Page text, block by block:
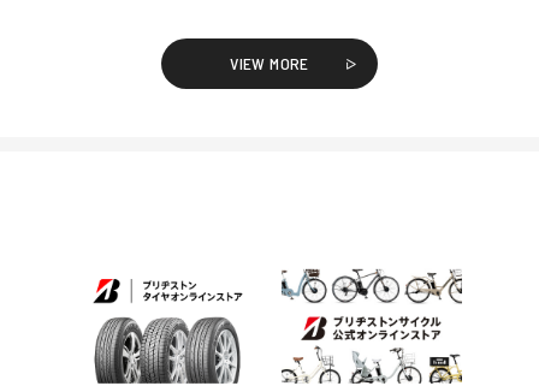
VIEW MORE